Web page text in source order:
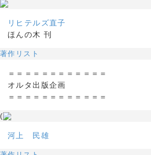
リヒテルズ直子
ほんの木 刊
著作リスト
＝＝＝＝＝＝＝＝＝＝＝＝
オルタ出版企画
＝＝＝＝＝＝＝＝＝＝＝＝
(
河上 民雄